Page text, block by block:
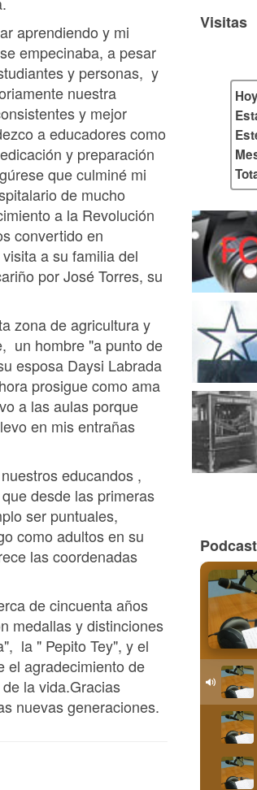
aprendiendo y mi
empecinaba, a pesar
y personas, y
nuestra
y mejor
a educadores como
y preparación
que culminé mi
de mucho
a la Revolución
convertido en
a su familia del
por José Torres, su
zona de agricultura y
un hombre "a punto de
esposa Daysi Labrada
prosigue como ama
a las aulas porque
en mis entrañas
educandos ,
desde las primeras
ser puntuales,
como adultos en su
las coordenadas
de cincuenta años
medallas y distinciones
la " Pepito Tey", y el
el agradecimiento de
la vida.Gracias
nuevas generaciones.
Visitas